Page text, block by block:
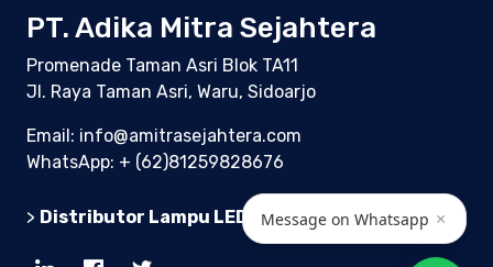
PT. Adika Mitra Sejahtera
Promenade Taman Asri Blok TA11
Jl. Raya Taman Asri, Waru, Sidoarjo
Email: info@amitrasejahtera.com
WhatsApp: + (62)81259828676
> Distributor Lampu LED IndonesiaMessage on Whatsapp ×